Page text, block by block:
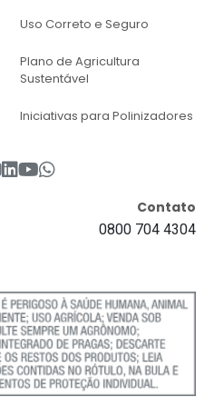
Uso Correto e Seguro
Plano de Agricultura
Sustentável
Iniciativas para Polinizadores
Contato
0800 704 4304